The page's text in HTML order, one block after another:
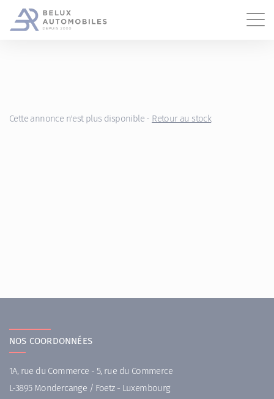
Cette annonce n'est plus disponible - Retour au stock
NOS COORDONNÉES
1A, rue du Commerce - 5, rue du Commerce
L-3895 Mondercange / Foetz - Luxembourg
Gestion des cookies